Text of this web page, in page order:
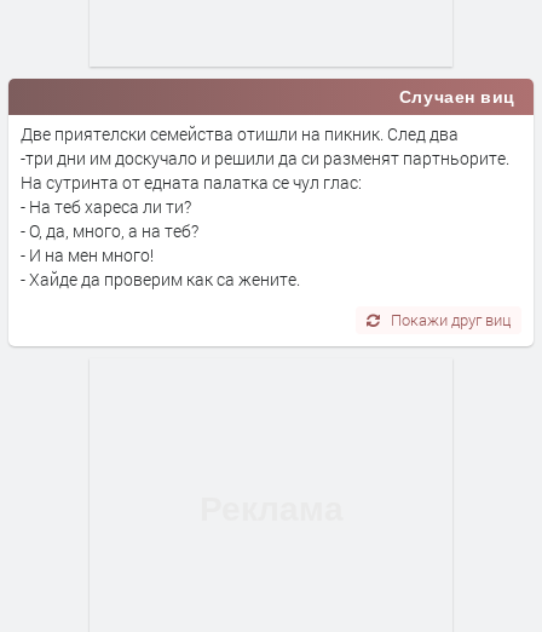
Случаен виц
Две приятелски семейства отишли на пикник. След два
-три дни им доскучало и решили да си разменят партньорите.
На сутринта от едната палатка се чул глас:
- На теб хареса ли ти?
- О, да, много, а на теб?
- И на мен много!
- Хайде да проверим как са жените.
Покажи друг виц